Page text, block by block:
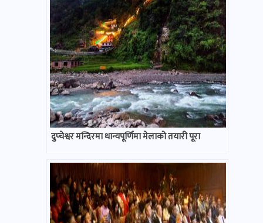
दुप्चेश्वर मन्दिरमा धान्यपूर्णिमा मेलाको तयारी पूरा